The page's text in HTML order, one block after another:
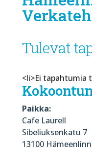
Tulevat
<li>Ei tapahtumia
Paikka:
Cafe Laurell
Sibeliuksenkatu 7
13100